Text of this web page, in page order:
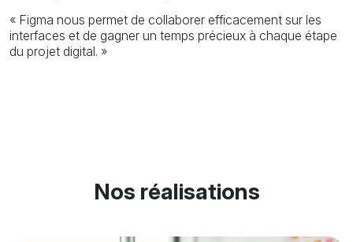
« Figma nous permet de collaborer efficacement sur les
interfaces et de gagner un temps précieux à chaque étape
du projet digital. »
Nos réalisations